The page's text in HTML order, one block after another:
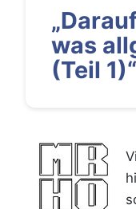
was
(Teil